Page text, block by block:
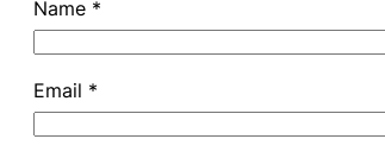
Name *
Email *